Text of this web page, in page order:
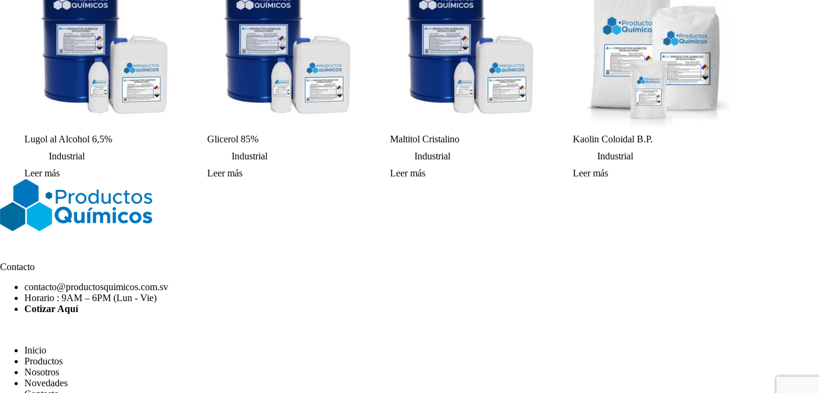
Lugol al Alcohol 6,5%
Industrial
Leer más
Glicerol 85%
Industrial
Leer más
Maltitol Cristalino
Industrial
Leer más
Kaolin Coloidal B.P.
Industrial
Leer más
Contacto
contacto@productosquimicos.com.sv
Horario : 9AM – 6PM (Lun - Vie)
Cotizar Aquí
Inicio
Productos
Nosotros
Novedades